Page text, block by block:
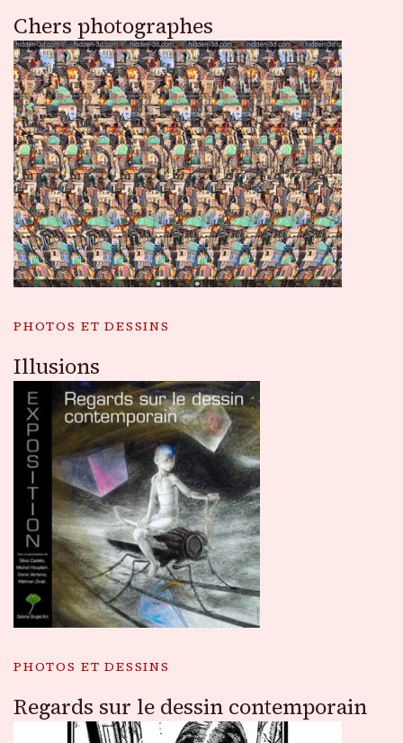
Chers photographes
PHOTOS ET DESSINS
Illusions
PHOTOS ET DESSINS
Regards sur le dessin contemporain